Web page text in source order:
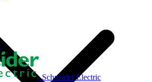
Schneider Electric